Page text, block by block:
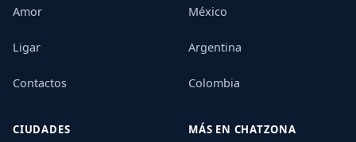
Amor
Ligar
Contactos
México
Argentina
Colombia
CIUDADES MÁS EN CHATZONA